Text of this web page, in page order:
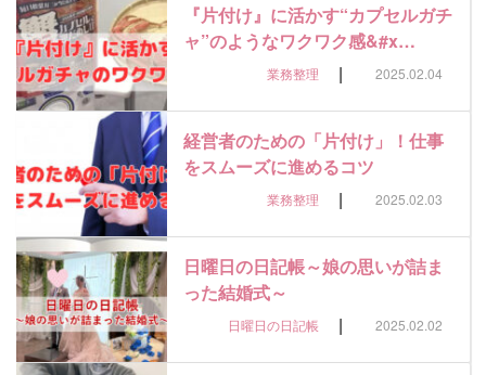
『片付け』に活かす“カプセルガチ
ャ”のようなワクワク感&#x…
業務整理 | 2025.02.04
経営者のための「片付け」！仕事
をスムーズに進めるコツ
業務整理 | 2025.02.03
日曜日の日記帳～娘の思いが詰ま
った結婚式～
日曜日の日記帳 | 2025.02.02